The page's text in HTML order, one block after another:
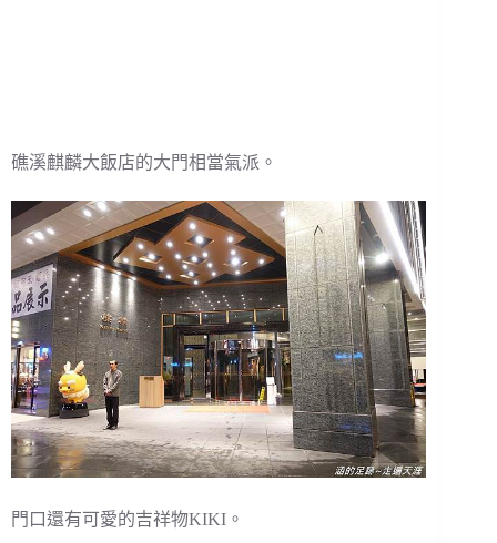
礁溪麒麟大飯店的大門相當氣派。
門口還有可愛的吉祥物KIKI。